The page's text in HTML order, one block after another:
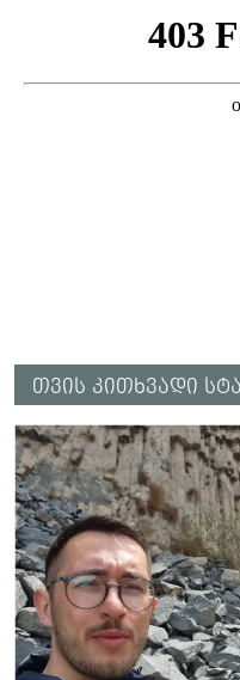
თვის კითხვადი